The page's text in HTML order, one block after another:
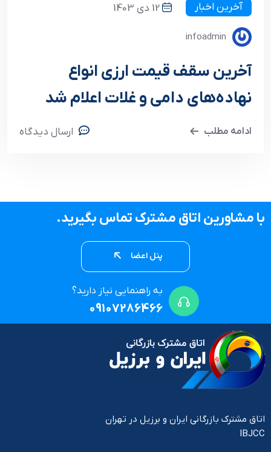
آخرین اخبار 12 دی 1403
infoadmin
آخرین سقف قیمت ارزی انواع
نهاده‌های دامی و غلات اعلام شد
ادامه مطلب ارسال دیدگاه
با مشاورین اتاق مشترک تماس بگیرید.
پنل اعضا
به راهنمایی نیاز دارید؟
09107286466
اتاق مشترک بازرگانی ایران و برزیل در تهران
IBJCC